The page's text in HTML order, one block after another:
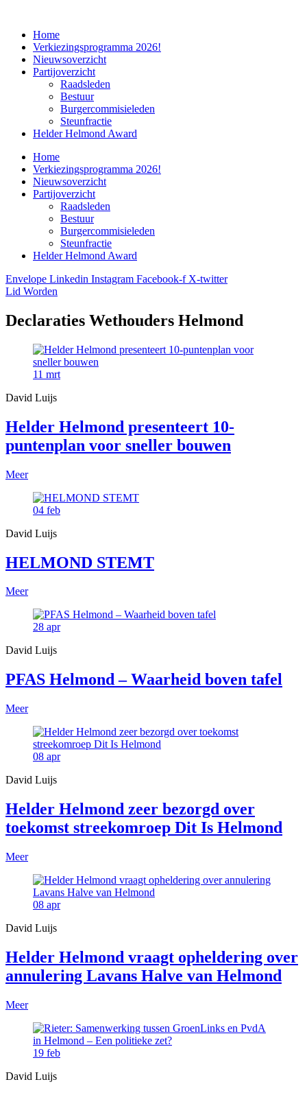
Home
Verkiezingsprogramma 2026!
Nieuwsoverzicht
Partijoverzicht
Raadsleden
Bestuur
Burgercommisieleden
Steunfractie
Helder Helmond Award
Home
Verkiezingsprogramma 2026!
Nieuwsoverzicht
Partijoverzicht
Raadsleden
Bestuur
Burgercommisieleden
Steunfractie
Helder Helmond Award
Envelope Linkedin Instagram Facebook-f X-twitter
Lid Worden
Declaraties Wethouders Helmond
11 mrt
David Luijs
Helder Helmond presenteert 10-
puntenplan voor sneller bouwen
Meer
04 feb
David Luijs
HELMOND STEMT
Meer
28 apr
David Luijs
PFAS Helmond – Waarheid boven tafel
Meer
08 apr
David Luijs
Helder Helmond zeer bezorgd over
toekomst streekomroep Dit Is Helmond
Meer
08 apr
David Luijs
Helder Helmond vraagt opheldering over
annulering Lavans Halve van Helmond
Meer
19 feb
David Luijs